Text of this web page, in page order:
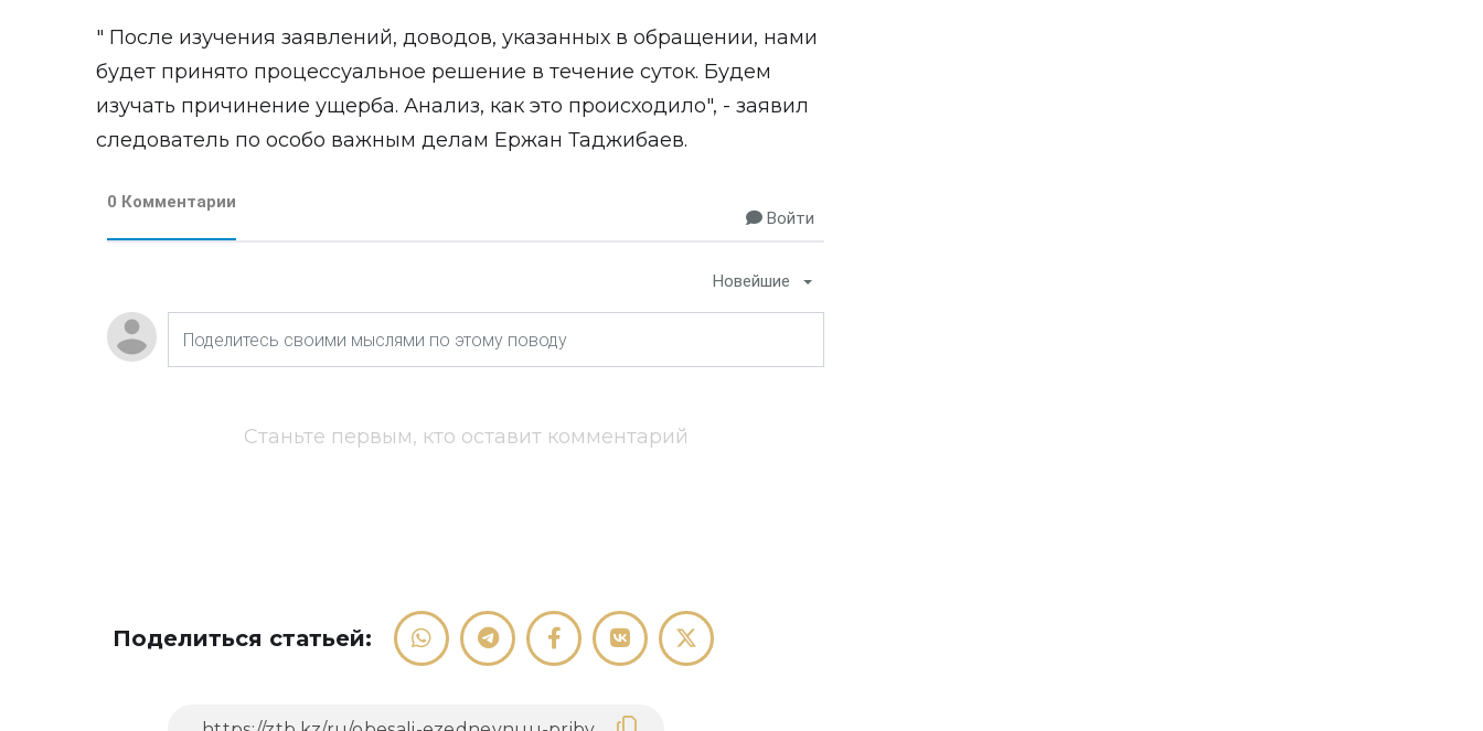
" После изучения заявлений, доводов, указанных в обращении, нами
будет принято процессуальное решение в течение суток. Будем
изучать причинение ущерба. Анализ, как это происходило", - заявил
следователь по особо важным делам Ержан Таджибаев.
0 Комментарии
Войти
Новейшие
Станьте первым, кто оставит комментарий
Поделиться статьей: